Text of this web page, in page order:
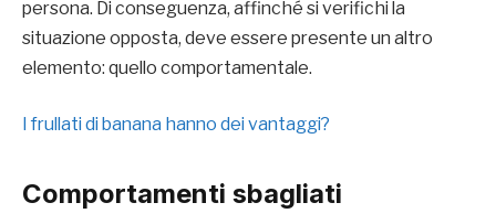
persona. Di conseguenza, affinché si verifichi la
situazione opposta, deve essere presente un altro
elemento: quello comportamentale.
I frullati di banana hanno dei vantaggi?
Comportamenti sbagliati